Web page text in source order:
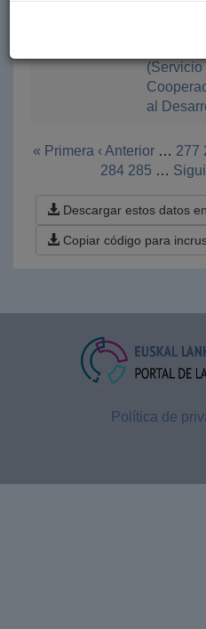
(Servicio
al
« Primera ‹ Anterior … 277
284 285 …
Descargar estos datos
Copiar código para
Política de